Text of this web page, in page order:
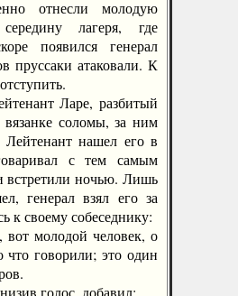
отнесли молодую
лагеря, где
появился генерал
пруссаки атаковали. К
Ларе, разбитый
вязанке соломы, за ним
Лейтенант нашел его в
с тем самым
встретили ночью. Лишь
генерал взял его за
к своему собеседнику:
молодой человек, о
говорили; это один
голос, добавил: